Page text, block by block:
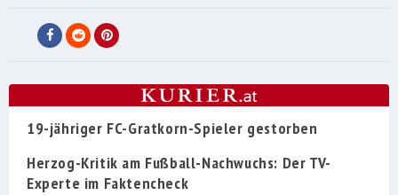
19-jähriger FC-Gratkorn-Spieler gestorben
Herzog-Kritik am Fußball-Nachwuchs: Der TV-
Experte im Faktencheck